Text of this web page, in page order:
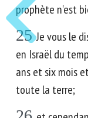
prophète n'est
25 Je vous le
en Israël du
ans et six mois
toute la terre;